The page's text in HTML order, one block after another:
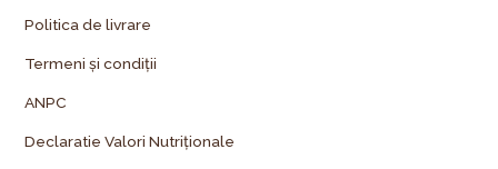
Politica de livrare
Termeni și condiții
ANPC
Declaratie Valori Nutriționale